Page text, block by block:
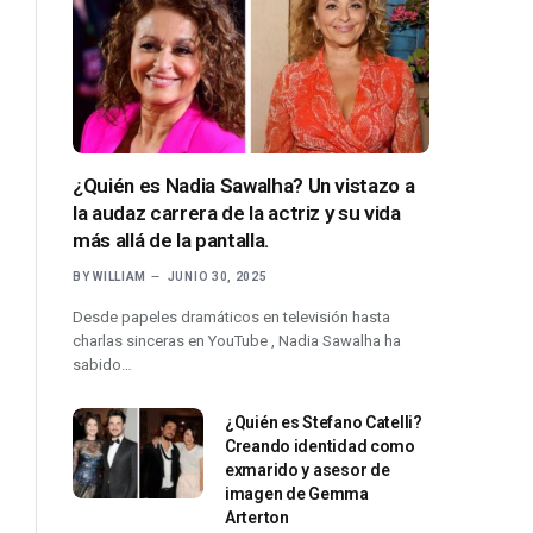
¿Quién es Nadia Sawalha? Un vistazo a
la audaz carrera de la actriz y su vida
más allá de la pantalla.
BY WILLIAM JUNIO 30, 2025
Desde papeles dramáticos en televisión hasta
charlas sinceras en YouTube , Nadia Sawalha ha
sabido…
¿Quién es Stefano Catelli?
Creando identidad como
exmarido y asesor de
imagen de Gemma
Arterton